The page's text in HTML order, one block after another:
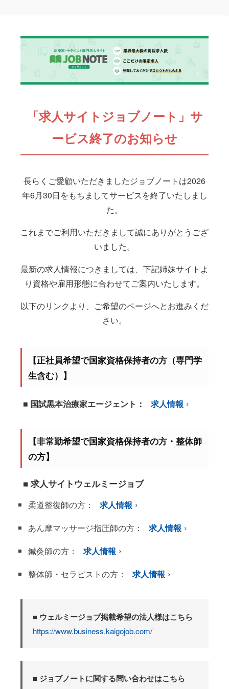
「求人サイトジョブノート」サ
ービス終了のお知らせ
長らくご愛顧いただきましたジョブノートは2026
年6月30日をもちましてサービスを終了いたしまし
た。
これまでご利用いただきまして誠にありがとうござ
いました。
最新の求人情報につきましては、下記姉妹サイトよ
り資格や雇用形態に合わせてご案内いたします。
以下のリンクより、ご希望のページへとお進みくだ
さい。
【正社員希望で国家資格保持者の方（専門学
生含む）】
■ 国試黒本治療家エージェント： 求人情報
【非常勤希望で国家資格保持者の方・整体師
の方】
■ 求人サイトウェルミージョブ
柔道整復師の方：
求人情報
あん摩マッサージ指圧師の方：
求人情報
鍼灸師の方：
求人情報
整体師・セラピストの方：
求人情報
■ ウェルミージョブ掲載希望の法人様はこちら
https://www.business.kaigojob.com/
■ ジョブノートに関する問い合わせはこちら